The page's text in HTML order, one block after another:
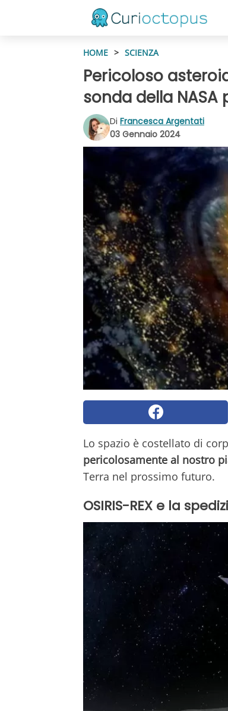
HOME > SCIENZA
Pericoloso
sonda della
Di Francesca Argentati
03 Gennaio 2024
Lo spazio è costellato di
pericolosamente al nostro
Terra nel prossimo futuro.
OSIRIS-REX e la